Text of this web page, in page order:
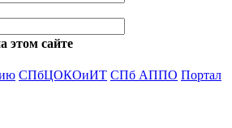
этом сайте
СПбЦОКОиИТ СПб АППО Портал